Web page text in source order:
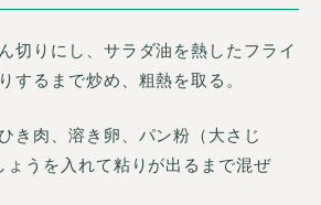
切りにし、サラダ油を熱したフライ
するまで炒め、粗熱を取る。
き肉、溶き卵、パン粉（大さじ
ょうを入れて粘りが出るまで混ぜ